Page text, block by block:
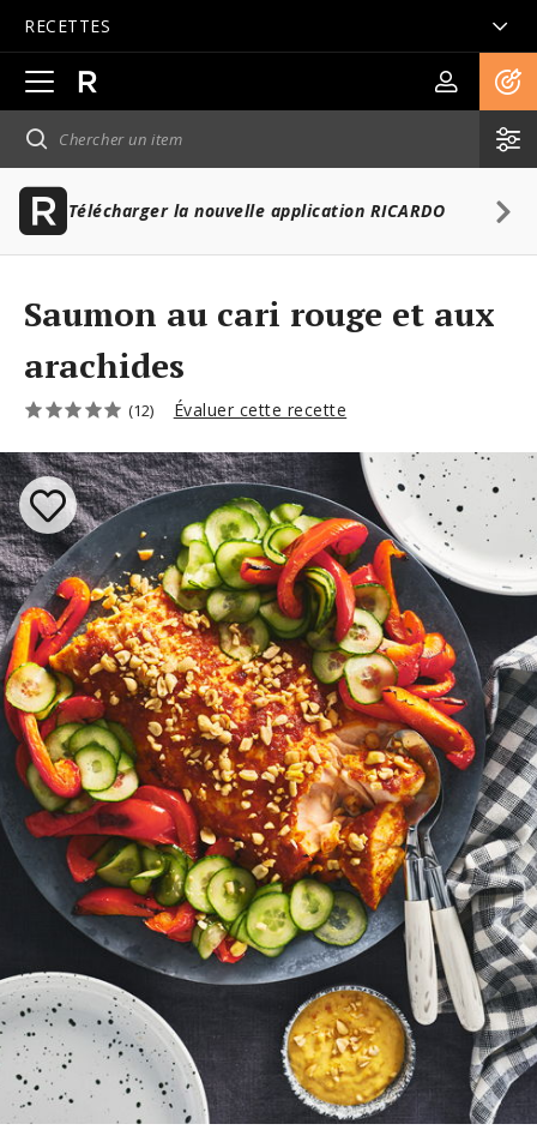
RECETTES
Ouvrir
la
navigation
principale
Télécharger la nouvelle application RICARDO
Saumon au cari rouge et aux
arachides
(12) Évaluer cette recette